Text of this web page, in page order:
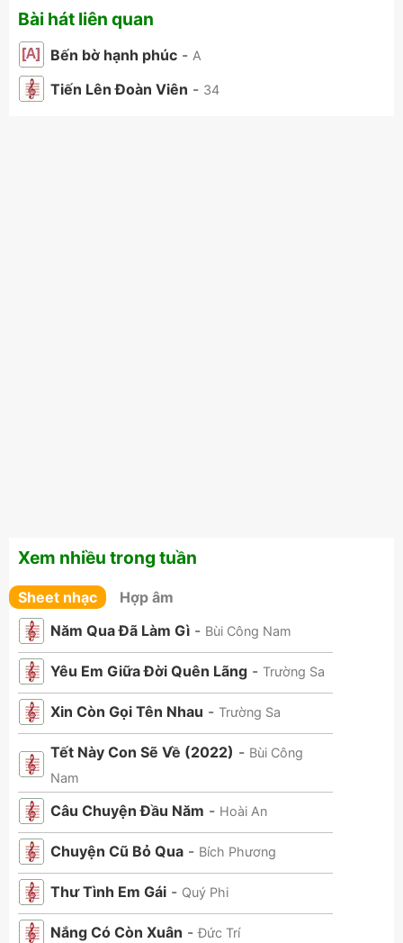
Bài hát liên quan
Bến bờ hạnh phúc - A
Tiến Lên Đoàn Viên - 34
Xem nhiều trong tuần
Sheet nhạc
Hợp âm
Năm Qua Đã Làm Gì - Bùi Công Nam
Yêu Em Giữa Đời Quên Lãng - Trường Sa
Xin Còn Gọi Tên Nhau - Trường Sa
Tết Này Con Sẽ Về (2022) - Bùi Công
Nam
Câu Chuyện Đầu Năm - Hoài An
Chuyện Cũ Bỏ Qua - Bích Phương
Thư Tình Em Gái - Quý Phi
Nắng Có Còn Xuân -Đức Trí